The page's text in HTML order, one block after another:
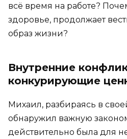
всё время на работе?
здоровье, продолжает
образ жизни?
Внутренние
конкурирующие
Михаил, разбираясь в
обнаружил важную
действительно была для